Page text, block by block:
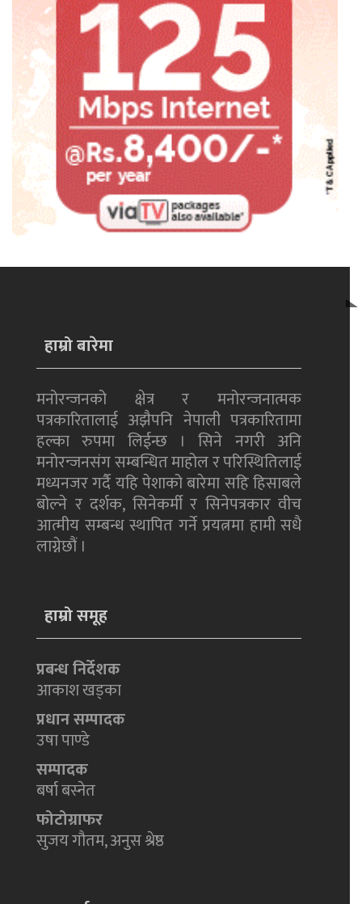
हाम्रो बारेमा
मनोरन्जनको क्षेत्र र मनोरन्जनात्मक
पत्रकारितालाई अझैपनि नेपाली पत्रकारितामा
हल्का रुपमा लिईन्छ । सिने नगरी अनि
मनोरन्जनसंग सम्बन्धित माहोल र परिस्थितिलाई
मध्यनजर गर्दै यहि पेशाको बारेमा सहि हिसाबले
बोल्ने र दर्शक, सिनेकर्मी र सिनेपत्रकार वीच
आत्मीय सम्बन्ध स्थापित गर्ने प्रयत्नमा हामी सधै
लाग्नेछौं ।
हाम्रो समूह
प्रबन्ध निर्देशक
आकाश खड्का
प्रधान सम्पादक
उषा पाण्डे
सम्पादक
बर्षा बस्नेत
फोटोग्राफर
सुजय गौतम, अनुस श्रेष्ठ